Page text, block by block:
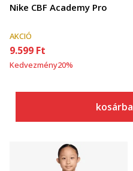
Nike CBF Academy Pro
AKCIÓ
9.599 Ft
Kedvezmény20%
kosárba